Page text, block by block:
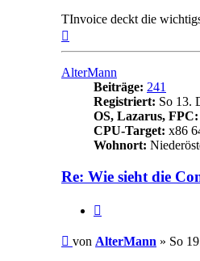
TInvoice deckt die
AlterMann
Beiträge: 241
Registriert: So 13.
OS, Lazarus, FPC:
CPU-Target: x86
Wohnort:
Re: Wie sieht die
Beitrag
von AlterMann » So